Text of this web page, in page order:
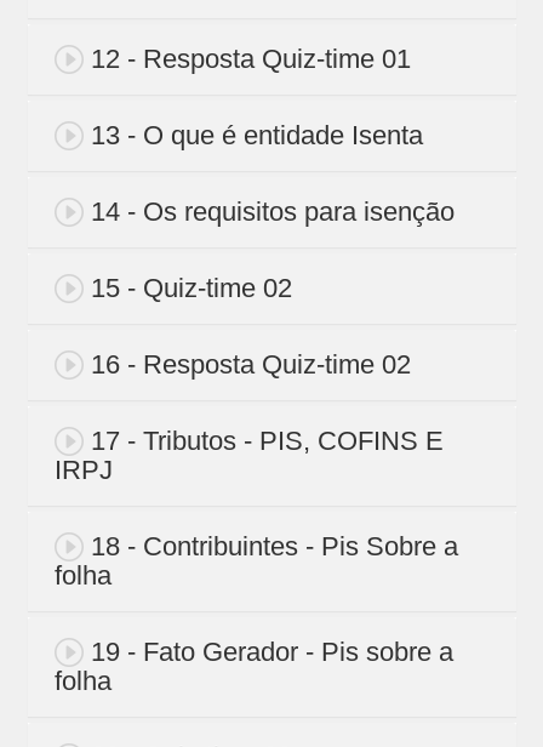
12 - Resposta Quiz-time 01
13 - O que é entidade Isenta
14 - Os requisitos para isenção
15 - Quiz-time 02
16 - Resposta Quiz-time 02
17 - Tributos - PIS, COFINS E
IRPJ
18 - Contribuintes - Pis Sobre a
folha
19 - Fato Gerador - Pis sobre a
folha